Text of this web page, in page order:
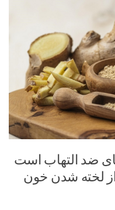
ضد التهاب است
از لخته شدن خون